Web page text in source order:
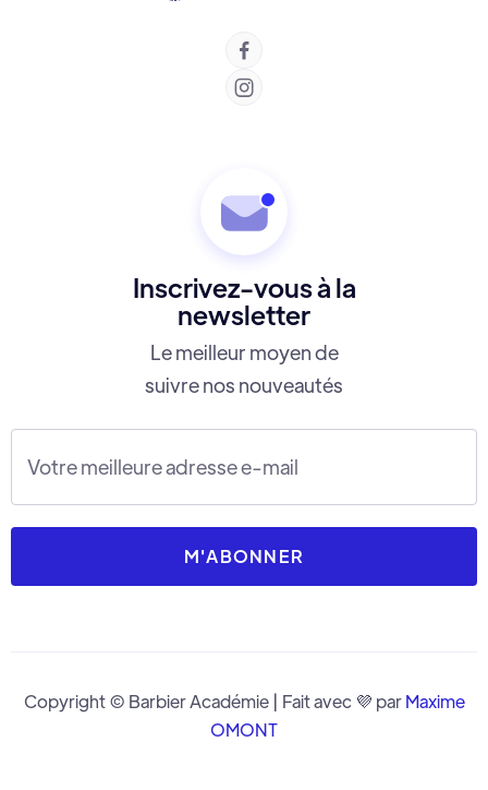


Inscrivez-vous à la
newsletter
Le meilleur moyen de
suivre nos nouveautés
Copyright © Barbier Académie | Fait avec 💜 parMaxime
OMONT